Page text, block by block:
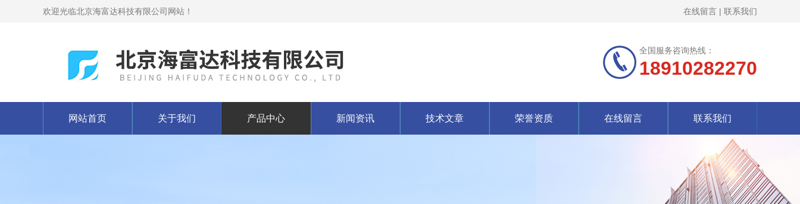
欢迎光临北京海富达科技有限公司网站！ 在线留言 | 联系我们
全国服务咨询热线：
18910282270
网站首页 关于我们 产品中心 新闻资讯 技术文章 荣誉资质 在线留言 联系我们